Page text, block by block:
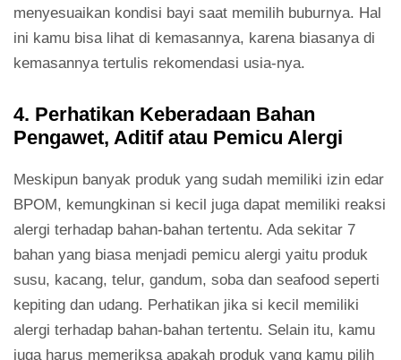
menyesuaikan kondisi bayi saat memilih buburnya. Hal
ini kamu bisa lihat di kemasannya, karena biasanya di
kemasannya tertulis rekomendasi usia-nya.
4. Perhatikan Keberadaan Bahan
Pengawet, Aditif atau Pemicu Alergi
Meskipun banyak produk yang sudah memiliki izin edar
BPOM, kemungkinan si kecil juga dapat memiliki reaksi
alergi terhadap bahan-bahan tertentu. Ada sekitar 7
bahan yang biasa menjadi pemicu alergi yaitu produk
susu, kacang, telur, gandum, soba dan seafood seperti
kepiting dan udang. Perhatikan jika si kecil memiliki
alergi terhadap bahan-bahan tertentu. Selain itu, kamu
juga harus memeriksa apakah produk yang kamu pilih